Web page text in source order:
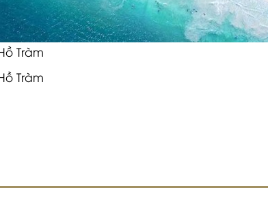
Tràm
Tràm